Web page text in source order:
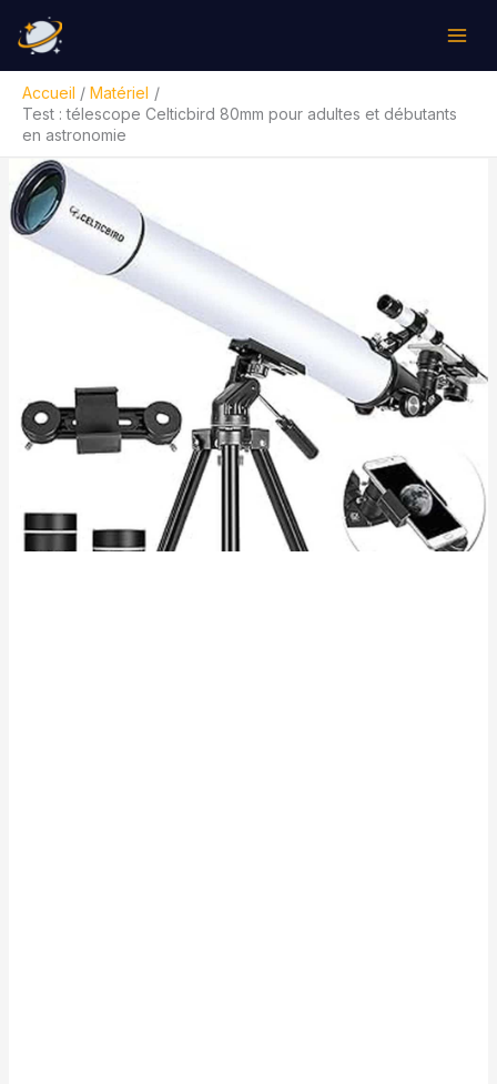
contenu
Accueil
Matériel
Test : télescope Celticbird 80mm pour adultes et débutants
en astronomie
Rechercher